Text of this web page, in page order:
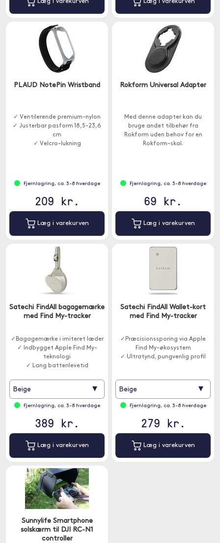
PLAUD NotePin Wristband
✓ Ventilerende premium-nylon
✓ Justerbar pasform 18,5-23,6
cm
✓ Velcro-lukning
Fjernlagring, ca. 3-8 hverdage
209 kr.
Læg i varekurven
Rokform Universal Adapter
Med denne adapter kan du
bruge andet tilbehør fra
Rokform uden behov for en
Rokform-skal.
Fjernlagring, ca. 3-8 hverdage
69 kr.
Læg i varekurven
Satechi FindAll bagagemærke
med Find My-tracker
✓Bagagemærke i imiteret læder
✓ Indbygget Apple Find My-
teknologi
✓ Lang batterilevetid
Beige ▾
Fjernlagring, ca. 3-8 hverdage
389 kr.
Læg i varekurven
Satechi FindAll Wallet-kort
med Find My-tracker
✓Præcisionssporing via Apple
Find My-økosystem
✓ Ultratynd, pungvenlig profil
Beige ▾
Fjernlagring, ca. 3-8 hverdage
279 kr.
Læg i varekurven
Sunnylife Smartphone
solskærm til DJI RC-N1
controller